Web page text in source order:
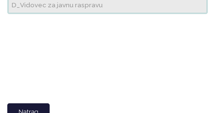
D_Vidovec za javnu raspravu